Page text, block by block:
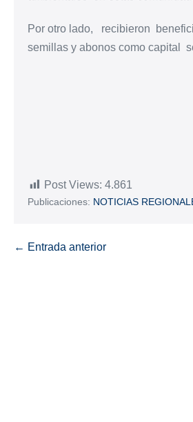
Por otro lado, recibieron
semillas y abonos como capital
Post Views: 4.861
Publicaciones: NOTICIAS
← Entrada anterior